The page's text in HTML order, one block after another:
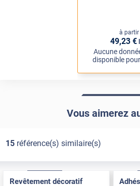
à partir
49,23 €
Aucune
disponible
Vous aimerez
15référence(s) similaire(s)
Revêtement décoratif